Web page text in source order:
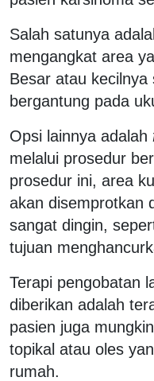
Salah satunya
mengangkat area
Besar atau kecilnya
bergantung pada
Opsi lainnya adalah
melalui prosedur
prosedur ini, area
akan disemprotkan
sangat dingin,
tujuan
Terapi pengobatan
diberikan adalah
pasien juga
topikal atau oles
rumah.